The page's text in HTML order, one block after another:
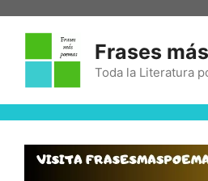
Frases
Toda la Literatura